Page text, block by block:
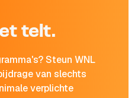
telt.
Steun WNL
van slechts
verplichte